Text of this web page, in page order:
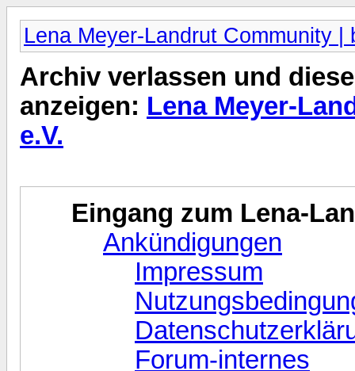
Lena Meyer-Landrut Community |
Archiv verlassen und
anzeigen: Lena Meyer-
e.V.
Eingang zum Lena-
Ankündigungen
Impressum
Forum-internes